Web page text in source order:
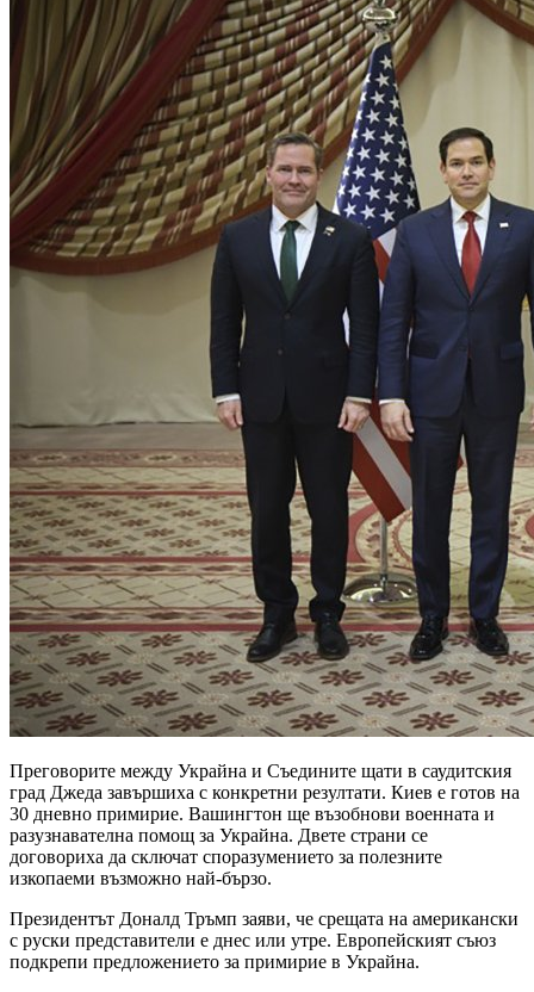
Преговорите между Украйна и Съедините щати в саудитския
град Джеда завършиха с конкретни резултати. Киев е готов на
30 дневно примирие. Вашингтон ще възобнови военната и
разузнавателна помощ за Украйна. Двете страни се
договориха да сключат споразумението за полезните
изкопаеми възможно най-бързо.
Президентът Доналд Тръмп заяви, че срещата на американски
с руски представители е днес или утре. Европейският съюз
подкрепи предложението за примирие в Украйна.